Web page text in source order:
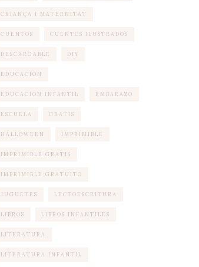
CRIANÇA I MATERNITAT
CUENTOS CUENTOS ILUSTRADOS
DESCARGABLE DIY
EDUCACION
EDUCACION INFANTIL EMBARAZO
ESCUELA GRATIS
HALLOWEEN IMPRIMIBLE
IMPRIMIBLE GRATIS
IMPRIMIBLE GRATUITO
JUGUETES LECTOESCRITURA
LIBROS LIBROS INFANTILES
LITERATURA
LITERATURA INFANTIL